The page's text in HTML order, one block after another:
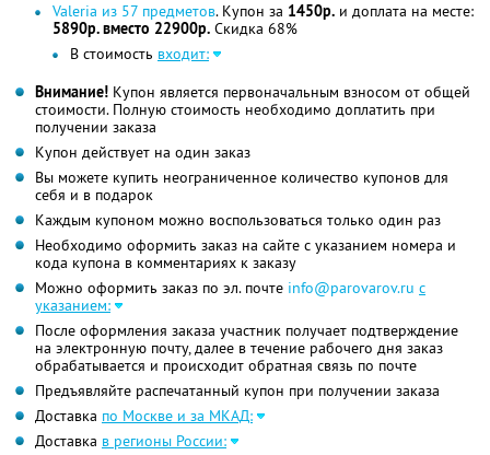
Valeria из 57 предметов. Купон за 1450р. и доплата на месте:
5890р. вместо 22900р. Скидка 68%
В стоимость входит:
Внимание! Купон является первоначальным взносом от общей
стоимости. Полную стоимость необходимо доплатить при
получении заказа
Купон действует на один заказ
Вы можете купить неограниченное количество купонов для
себя и в подарок
Каждым купоном можно воспользоваться только один раз
Необходимо оформить заказ на сайте с указанием номера и
кода купона в комментариях к заказу
Можно оформить заказ по эл. почте info@parovarov.ru с
указанием:
После оформления заказа участник получает подтверждение
на электронную почту, далее в течение рабочего дня заказ
обрабатывается и происходит обратная связь по почте
Предъявляйте распечатанный купон при получении заказа
Доставка по Москве и за МКАД:
Доставка в регионы России: